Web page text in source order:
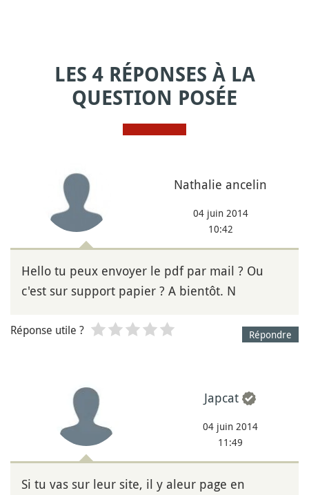
LES 4 RÉPONSES À LA
QUESTION POSÉE
Nathalie ancelin
04 juin 2014
10:42
Hello tu peux envoyer le pdf par mail ? Ou
c'est sur support papier ? A bientôt. N
Répondre
Réponse utile ?
Japcat
04 juin 2014
11:49
Si tu vas sur leur site, il y aleur page en